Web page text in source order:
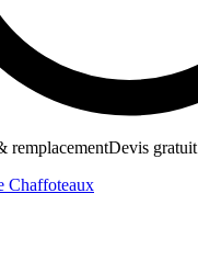
remplacementDevis gratuit
Chaffoteaux